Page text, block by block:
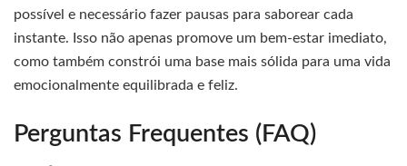
possível e necessário fazer pausas para saborear cada
instante. Isso não apenas promove um bem-estar imediato,
como também constrói uma base mais sólida para uma vida
emocionalmente equilibrada e feliz.
Perguntas Frequentes (FAQ)